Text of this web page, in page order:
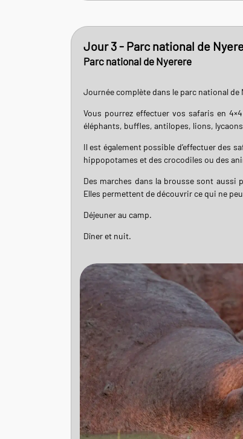
Jour 3 - Parc national de
Parc national de Nyerere
Journée complète dans le parc national
Vous pourrez effectuer vos safaris en
éléphants, buffles, antilopes, lions,
Il est également possible d’effectuer des
hippopotames et des crocodiles ou des
Des marches dans la brousse sont aussi
Elles permettent de découvrir ce qui ne
Déjeuner au camp.
Dîner et nuit.